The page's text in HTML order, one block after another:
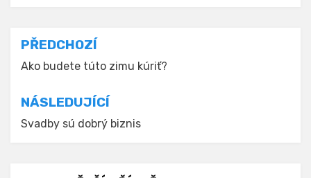
Navigace
pro
příspěvek
PŘEDCHOZÍ
Ako budete túto zimu kúriť?
NÁSLEDUJÍCÍ
Svadby sú dobrý biznis